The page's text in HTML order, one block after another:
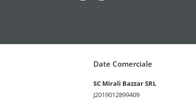
Date Comerciale
SC Mirali Bazzar SRL
J2019012899409